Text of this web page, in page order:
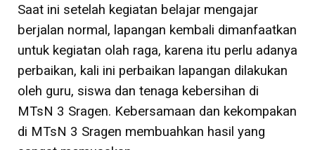
Saat ini setelah kegiatan belajar mengajar
berjalan normal, lapangan kembali dimanfaatkan
untuk kegiatan olah raga, karena itu perlu adanya
perbaikan, kali ini perbaikan lapangan dilakukan
oleh guru, siswa dan tenaga kebersihan di
MTsN 3 Sragen. Kebersamaan dan kekompakan
di MTsN 3 Sragen membuahkan hasil yang